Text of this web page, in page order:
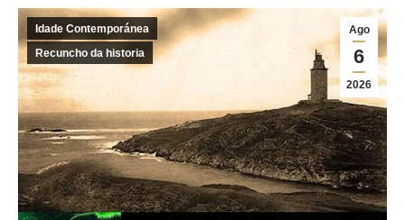
Ago
6
2026
Idade Contemporánea
Recuncho da historia